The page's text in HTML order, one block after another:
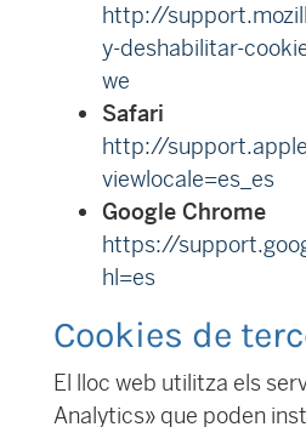
http://
y-deshabilitar-
we
Safari
http://
viewlocale=es_es
Google Chrome
https://
hl=es
Cookies de
El lloc web utilitza els
Analytics» que poden